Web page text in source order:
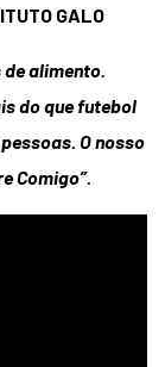
GALO
de alimento.
do que futebol
O nosso
Comigo”.